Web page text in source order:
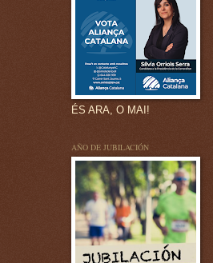
ÉS ARA, O MAI!
AÑO DE JUBILACIÓN